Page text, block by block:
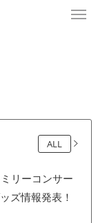
ALL
ミリーコンサー
ズ情報発表！